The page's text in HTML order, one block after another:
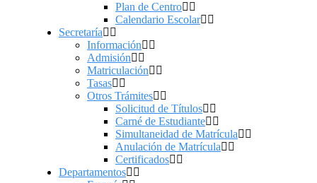
Plan de Centro
Calendario Escolar
Secretaría
Información
Admisión
Matriculación
Tasas
Otros Trámites
Solicitud de Títulos
Carné de Estudiante
Simultaneidad de Matrícula
Anulación de Matrícula
Certificados
Departamentos